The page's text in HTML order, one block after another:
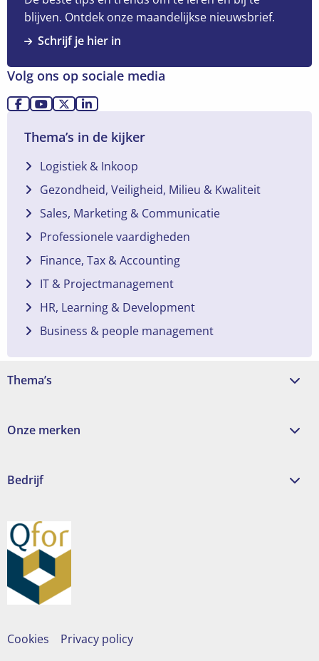
belangrijkste
gesprekken
het
werk
zelden
een
plaatsvinden
blijven. Ontdek onze maandelijkse nieuwsbrief.
Schrijf je hier in
Volg ons op sociale media
Ga
naar
Facebook
Ga
YouTube
Ga
naar
X
Ga
naar
LinkedIn
Thema’s in de kijker
Logistiek & Inkoop
Gezondheid, Veiligheid, Milieu & Kwaliteit
Sales, Marketing & Communicatie
Professionele vaardigheden
Finance, Tax & Accounting
IT & Projectmanagement
HR, Learning & Development
Business & people management
Thema’s
Onze merken
Bedrijf
Cookies Privacy policy